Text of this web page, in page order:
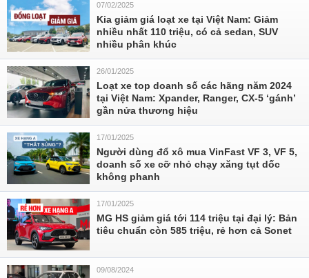
07/02/2025
Kia giảm giá loạt xe tại Việt Nam: Giảm
nhiều nhất 110 triệu, có cả sedan, SUV
nhiều phân khúc
26/01/2025
Loạt xe top doanh số các hãng năm 2024
tại Việt Nam: Xpander, Ranger, CX-5 ‘gánh’
gần nửa thương hiệu
17/01/2025
Người dùng đổ xô mua VinFast VF 3, VF 5,
doanh số xe cỡ nhỏ chạy xăng tụt dốc
không phanh
17/01/2025
MG HS giảm giá tới 114 triệu tại đại lý: Bản
tiêu chuẩn còn 585 triệu, rẻ hơn cả Sonet
09/08/2024